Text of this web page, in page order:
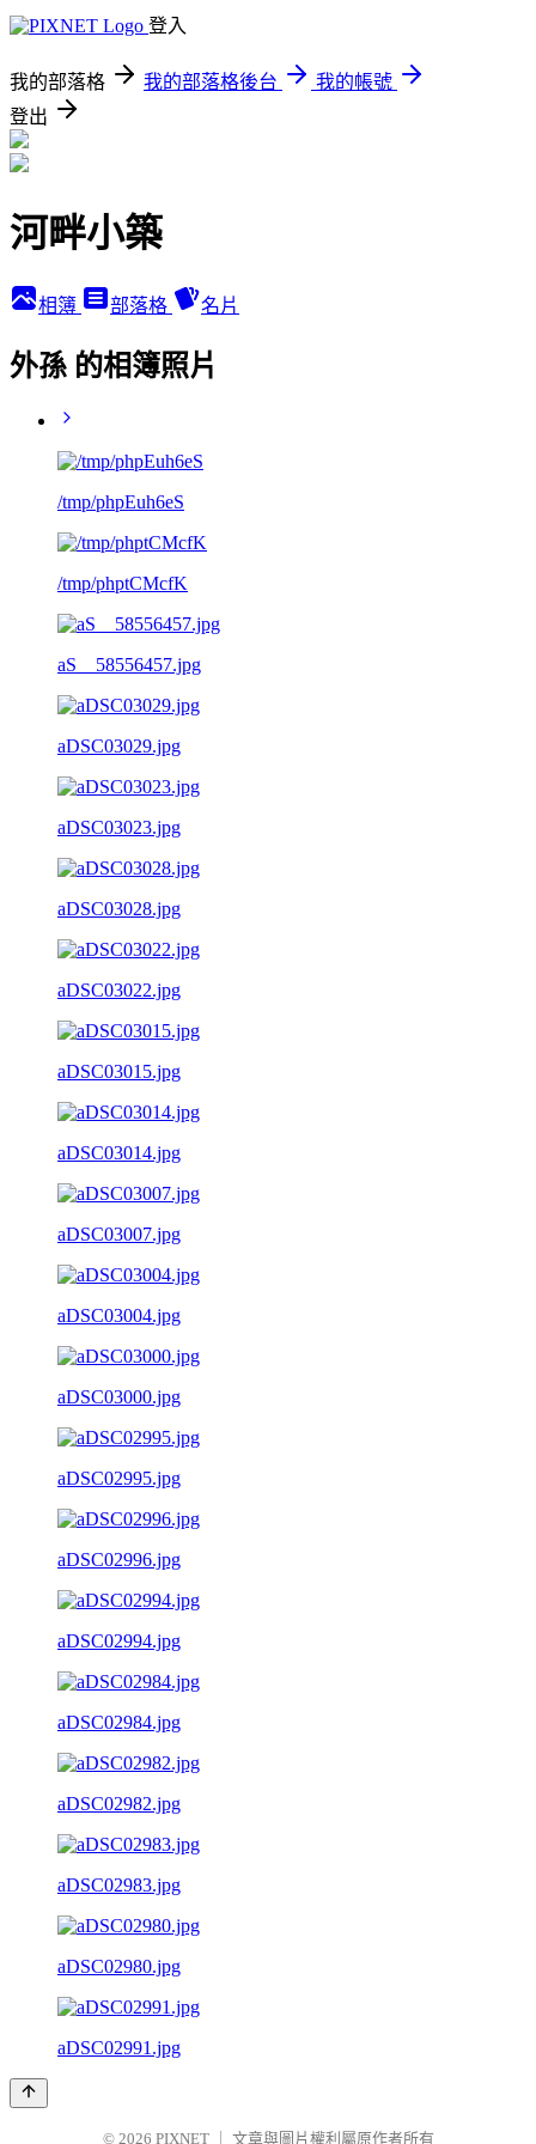
登入
我的部落格 我的部落格後台
我的帳號
登出
河畔小築
相簿 部落格 名片
外孫 的相簿照片
/tmp/phpEuh6eS
/tmp/phptCMcfK
aS__58556457.jpg
aDSC03029.jpg
aDSC03023.jpg
aDSC03028.jpg
aDSC03022.jpg
aDSC03015.jpg
aDSC03014.jpg
aDSC03007.jpg
aDSC03004.jpg
aDSC03000.jpg
aDSC02995.jpg
aDSC02996.jpg
aDSC02994.jpg
aDSC02984.jpg
aDSC02982.jpg
aDSC02983.jpg
aDSC02980.jpg
aDSC02991.jpg
© 2026 PIXNET 文章與圖片權利屬原作者所有